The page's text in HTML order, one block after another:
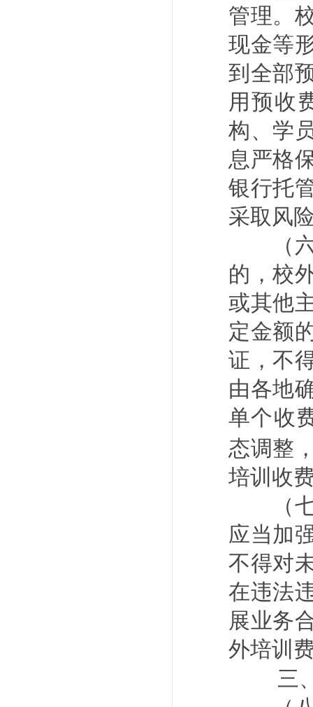
管理。
现金等
到全部
用预收
构、学
息严格
银行托
采取风
（六
的，校
或其他
定金额
证，不
由各地
单个收
态调整
培训收
（七
应当加
不得对
在违法
展业务
外培训
三